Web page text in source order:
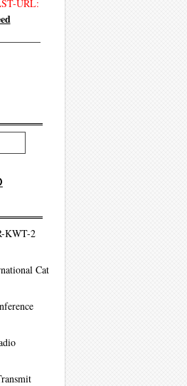
URL:
KWT-2
Cat